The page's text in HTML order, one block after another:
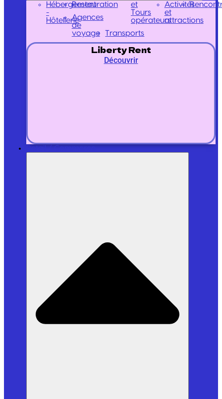
Hébergement
-
Hôtellerie
Restauration
Agences
de
voyage
et
Tours
opérateurs
Transports
Activités
et
attractions
Liberty Rent
Découvrir
Retail / Commerce